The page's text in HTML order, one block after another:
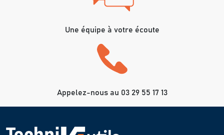
Une équipe à votre écoute
Appelez-nous au 03 29 55 17 13